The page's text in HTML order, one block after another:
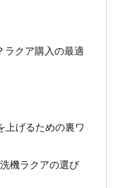
ラクア購入の最適
上げるための裏ワ
機ラクアの選び